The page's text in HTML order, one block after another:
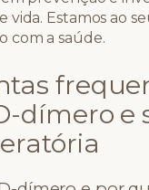
vida. Estamos ao
com a saúde.
dímero e